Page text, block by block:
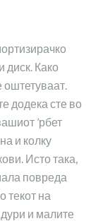
диск. Како
оштетуваат.
додека сте во
’рбет
и колку
Исто така,
повреда
текот на
и малите